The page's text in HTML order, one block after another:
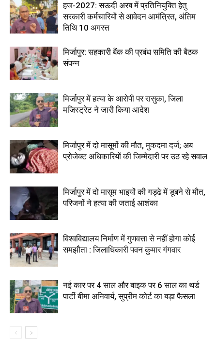
हज-2027: सऊदी अरब में प्रतिनियुक्ति हेतु
सरकारी कर्मचारियों से आवेदन आमंत्रित, अंतिम
तिथि 10 अगस्त
मिर्जापुर: सहकारी बैंक की प्रबंध समिति की बैठक
संपन्न
मिर्जापुर में हत्या के आरोपी पर रासुका, जिला
मजिस्ट्रेट ने जारी किया आदेश
मिर्जापुर में दो मासूमों की मौत, मुकदमा दर्ज; अब
प्रोजेक्ट अधिकारियों की जिम्मेदारी पर उठ रहे सवाल
मिर्जापुर में दो मासूम भाइयों की गड्ढे में डूबने से मौत,
परिजनों ने हत्या की जताई आशंका
विश्वविद्यालय निर्माण में गुणवत्ता से नहीं होगा कोई
समझौता : जिलाधिकारी पवन कुमार गंगवार
नई कार पर 4 साल और बाइक पर 6 साल का थर्ड
पार्टी बीमा अनिवार्य, सुप्रीम कोर्ट का बड़ा फैसला